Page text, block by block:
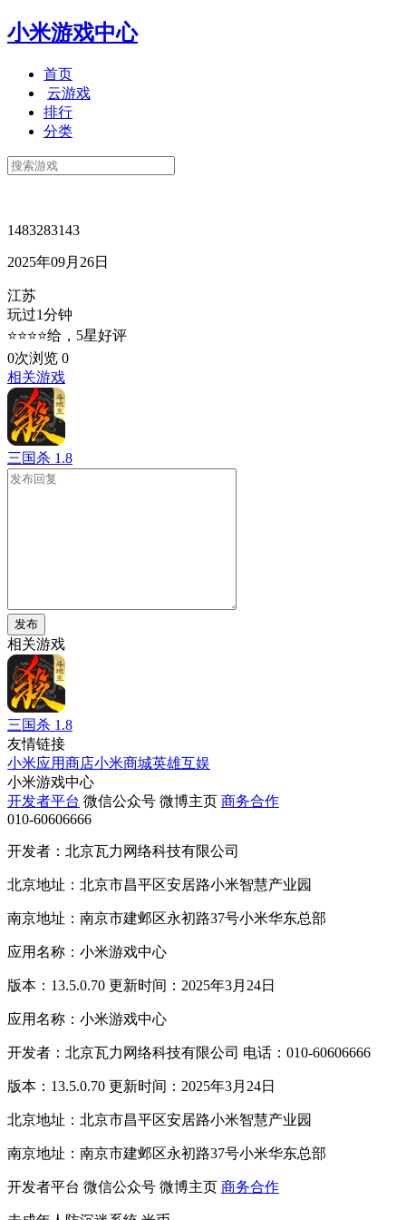
小米游戏中心
首页
云游戏
排行
分类
1483283143
2025年09月26日
江苏
玩过1分钟
⭐⭐⭐⭐给，5星好评
0次浏览 0
相关游戏
三国杀 1.8
发布
相关游戏
三国杀 1.8
友情链接
小米应用商店小米商城英雄互娱
小米游戏中心
开发者平台 微信公众号 微博主页 商务合作
010-60606666
开发者：北京瓦力网络科技有限公司
北京地址：北京市昌平区安居路小米智慧产业园
南京地址：南京市建邺区永初路37号小米华东总部
应用名称：小米游戏中心
版本：13.5.0.70 更新时间：2025年3月24日
应用名称：小米游戏中心
开发者：北京瓦力网络科技有限公司 电话：010-60606666
版本：13.5.0.70 更新时间：2025年3月24日
北京地址：北京市昌平区安居路小米智慧产业园
南京地址：南京市建邺区永初路37号小米华东总部
开发者平台 微信公众号 微博主页 商务合作